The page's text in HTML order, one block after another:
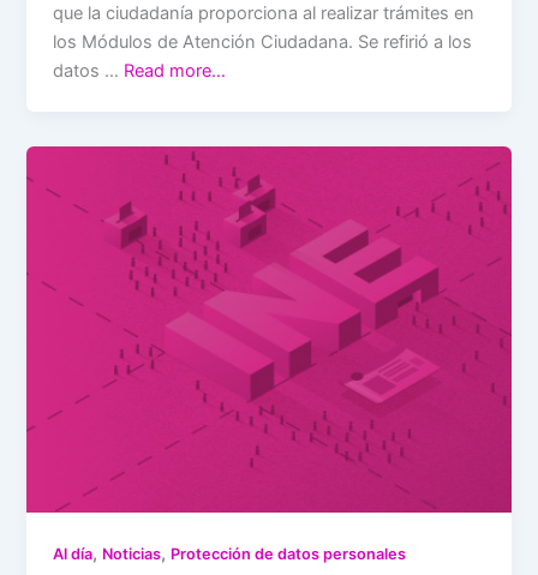
que la ciudadanía proporciona al realizar trámites en
los Módulos de Atención Ciudadana. Se refirió a los
datos … Read more…
Al día, Noticias, Protección de datos personales